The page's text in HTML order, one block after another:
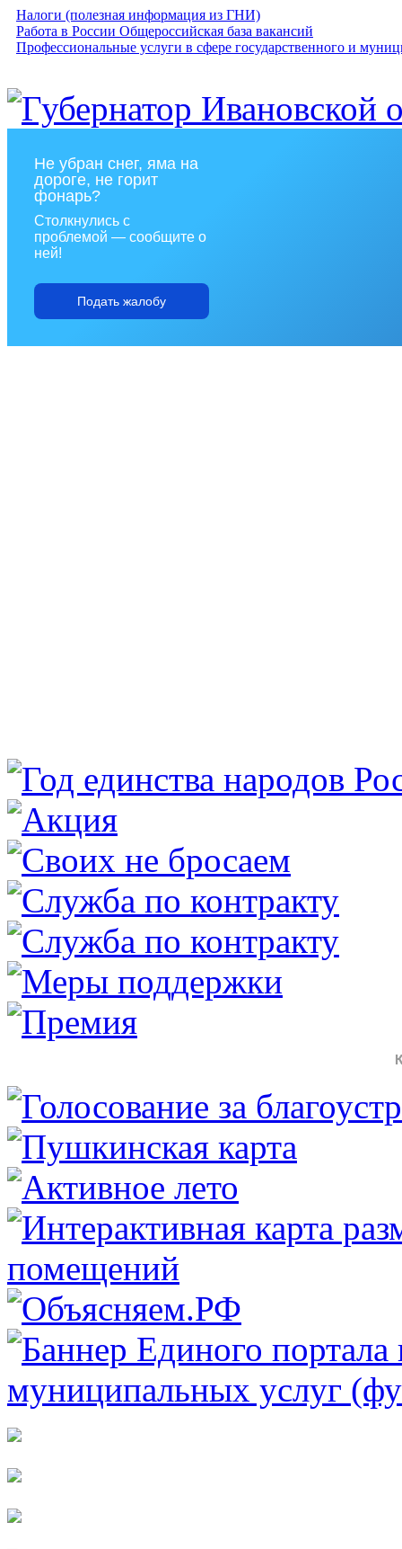
Налоги (полезная информация из ГНИ)
Работа в России Общероссийская база вакансий
Профессиональные услуги в сфере государственного и
Не убран снег, яма на
дороге, не горит
фонарь?
Столкнулись с
проблемой — сообщите о
ней!
Подать жалобу